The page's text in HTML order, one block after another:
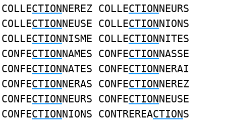
COLLECTIONNEREZ COLLECTIONNEURS
COLLECTIONNEUSE COLLECTIONNIONS
COLLECTIONNISME COLLECTIONNITES
CONFECTIONNAMES CONFECTIONNASSE
CONFECTIONNATES CONFECTIONNERAI
CONFECTIONNERAS CONFECTIONNEREZ
CONFECTIONNEURS CONFECTIONNEUSE
CONFECTIONNIONS CONTREREACTIONS